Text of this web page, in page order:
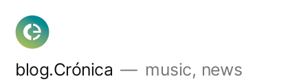
Skip
content
blog.Crónica music, news